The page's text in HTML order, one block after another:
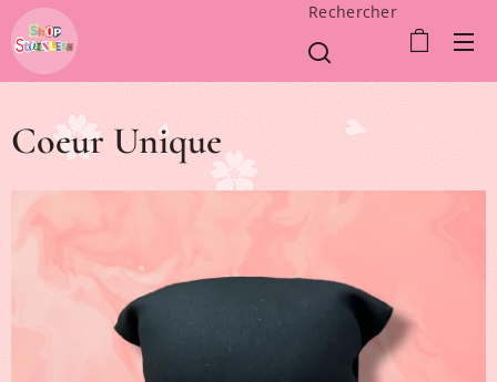
Rechercher
Coeur Unique